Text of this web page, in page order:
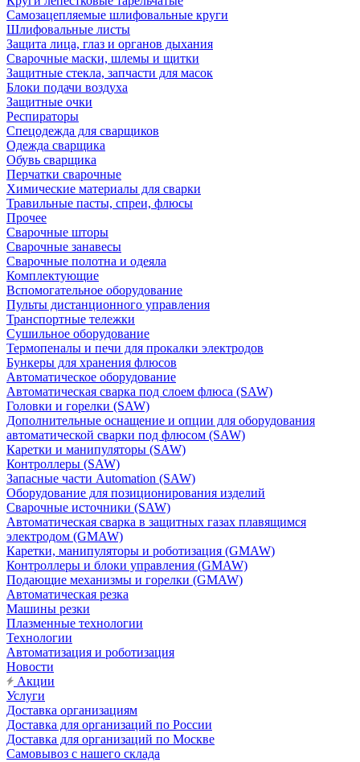
Самозацепляемые шлифовальные круги
Шлифовальные листы
Защита лица, глаз и органов дыхания
Сварочные маски, шлемы и щитки
Защитные стекла, запчасти для масок
Блоки подачи воздуха
Защитные очки
Респираторы
Спецодежда для сварщиков
Одежда сварщика
Обувь сварщика
Перчатки сварочные
Химические материалы для сварки
Травильные пасты, спреи, флюсы
Прочее
Сварочные шторы
Сварочные занавесы
Сварочные полотна и одеяла
Комплектующие
Вспомогательное оборудование
Пульты дистанционного управления
Транспортные тележки
Сушильное оборудование
Термопеналы и печи для прокалки электродов
Бункеры для хранения флюсов
Автоматическое оборудование
Автоматическая сварка под слоем флюса (SAW)
Головки и горелки (SAW)
Дополнительные оснащение и опции для оборудования
автоматической сварки под флюсом (SAW)
Каретки и манипуляторы (SAW)
Контроллеры (SAW)
Запасные части Automation (SAW)
Оборудование для позиционирования изделий
Сварочные источники (SAW)
Автоматическая сварка в защитных газах плавящимся
электродом (GMAW)
Каретки, манипуляторы и роботизация (GMAW)
Контроллеры и блоки управления (GMAW)
Подающие механизмы и горелки (GMAW)
Автоматическая резка
Машины резки
Плазменные технологии
Технологии
Автоматизация и роботизация
Новости
Акции
Услуги
Доставка организациям
Доставка для организаций по России
Доставка для организаций по Москве
Самовывоз с нашего склада